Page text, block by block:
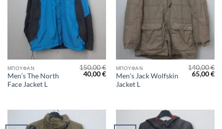
ΜΠΟΥΦΆΝ
Men’s The North
Face Jacket L
150,00€
Original
price
40,00€Η
τρέχουσα
τιμή
ΜΠΟΥΦΆΝ
Men’s Jack Wolfskin
Jacket L
140,00€
Original
price
65,00€Η